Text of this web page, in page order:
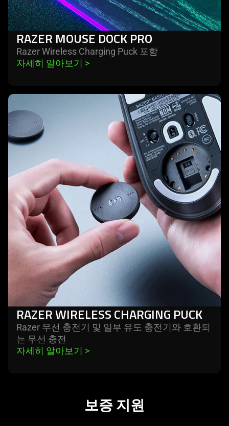
RAZER MOUSE DOCK PRO
Razer Wireless Charging Puck 포함
자세히 알아보기 >
learn
more
-
razer
charging
RAZER WIRELESS CHARGING PUCK
Razer 무선 충전기 및 일부 유도 충전기와 호환되
는 무선 충전
자세히 알아보기 >
보증 지원